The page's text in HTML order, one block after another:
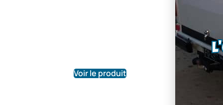
Voir le produit Voir le